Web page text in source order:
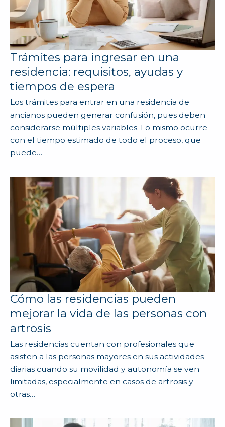
Trámites para ingresar en una
residencia: requisitos, ayudas y
tiempos de espera
Los trámites para entrar en una residencia de
ancianos pueden generar confusión, pues deben
considerarse múltiples variables. Lo mismo ocurre
con el tiempo estimado de todo el proceso, que
puede…
Cómo las residencias pueden
mejorar la vida de las personas con
artrosis
Las residencias cuentan con profesionales que
asisten a las personas mayores en sus actividades
diarias cuando su movilidad y autonomía se ven
limitadas, especialmente en casos de artrosis y
otras…